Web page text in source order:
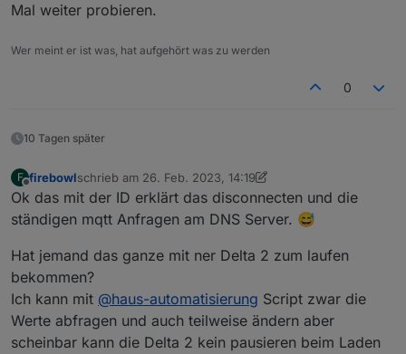
Mal weiter probieren.
Wer meint er ist was, hat aufgehört was zu werden
0
10 Tagen später
F
Offline
firebowlschrieb am 26. Feb. 2023, 14:19
zuletzt editiert von firebowl
Ok das mit der ID erklärt das disconnecten und die
ständigen mqtt Anfragen am DNS Server. 😅
Hat jemand das ganze mit ner Delta 2 zum laufen
bekommen?
Ich kann mit @haus-automatisierung Script zwar die
Werte abfragen und auch teilweise ändern aber
scheinbar kann die Delta 2 kein pausieren beim Laden